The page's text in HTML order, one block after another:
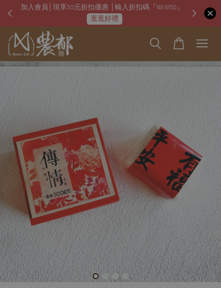
加入會員│現享50元折扣優惠 │輸入折扣碼『NEW50』
逛逛好禮
即日